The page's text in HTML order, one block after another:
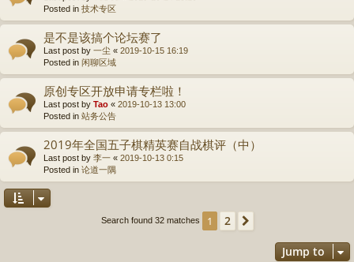
Posted in 技术专区
是不是该搞个论坛赛了
Last post by 一尘 « 2019-10-15 16:19
Posted in 闲聊区域
原创专区开放申请专栏啦！
Last post by Tao « 2019-10-13 13:00
Posted in 站务公告
2019年全国五子棋精英赛自战棋评（中）
Last post by 李一 « 2019-10-13 0:15
Posted in 论道一隅
Search found 32 matches 1 2
Jump to